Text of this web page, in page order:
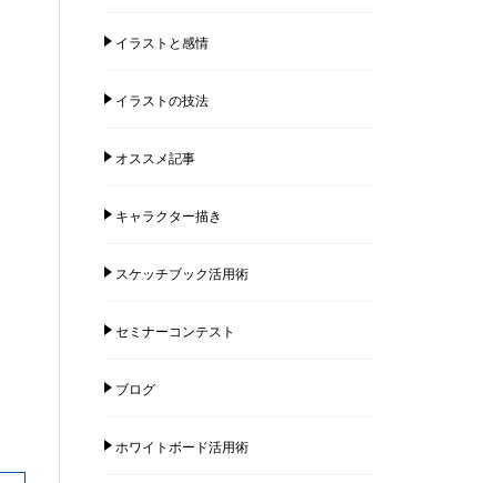
イラストと感情
イラストの技法
オススメ記事
キャラクター描き
スケッチブック活用術
セミナーコンテスト
ブログ
ホワイトボード活用術